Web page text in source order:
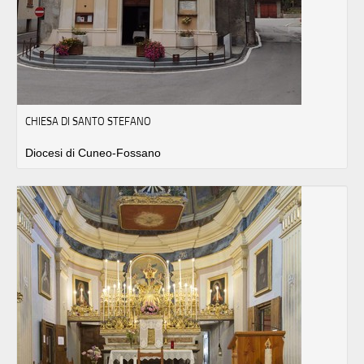
CHIESA DI SANTO STEFANO
Diocesi di Cuneo-Fossano